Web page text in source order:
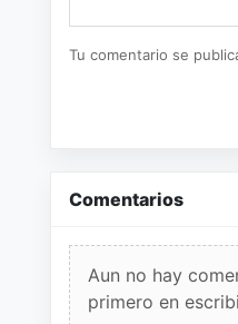
Tu comentario se
Comentarios
Aun no hay
primero en